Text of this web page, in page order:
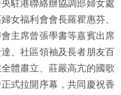
駐港聯絡辦協調部婦女處
女福利會會長羅瞿惠芬、
主席曾張學書等嘉賓出席
、社區領袖及長者朋友百
體肅立、莊嚴高亢的國歌
式拉開序幕，共同慶祝香